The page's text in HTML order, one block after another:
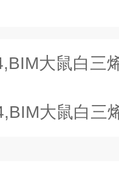
大鼠白三烯B4
大鼠白三烯C4